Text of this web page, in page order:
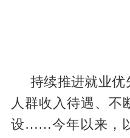
持续推进就业优
人群收入待遇、不
设……今年以来，